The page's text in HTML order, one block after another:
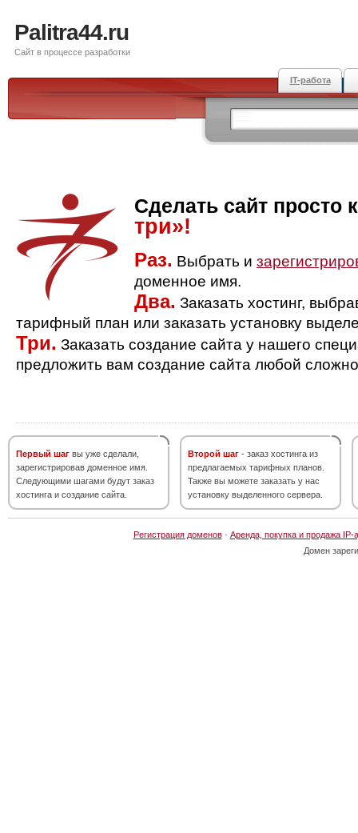
Palitra44.ru
Сайт в процессе разработки
IT-работа
Сделать сайт просто
три»!
Раз. Выбрать и
доменное имя.
Два. Заказать хостинг,
тарифный план или заказать установку
Три. Заказать создание сайта у нашего
предложить вам создание сайта любой
Первый шаг вы уже сделали,
зарегистрировав доменное имя.
Следующими шагами будут заказ
хостинга и создание сайта.
Второй шаг - заказ хостинга из
предлагаемых тарифных планов.
Также вы можете заказать у нас
установку выделенного сервера.
Регистрация доменов· Аренда, покупка и продажа IP-
Домен